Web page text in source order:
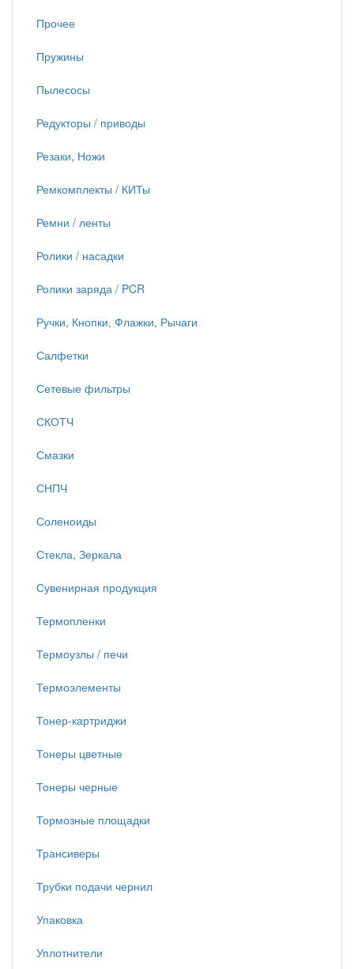
Прочее
Пружины
Пылесосы
Редукторы / приводы
Резаки, Ножи
Ремкомплекты / КИТы
Ремни / ленты
Ролики / насадки
Ролики заряда / PCR
Ручки, Кнопки, Флажки, Рычаги
Салфетки
Сетевые фильтры
СКОТЧ
Смазки
СНПЧ
Соленоиды
Стекла, Зеркала
Сувенирная продукция
Термопленки
Термоузлы / печи
Термоэлементы
Тонер-картриджи
Тонеры цветные
Тонеры черные
Тормозные площадки
Трансиверы
Трубки подачи чернил
Упаковка
Уплотнители